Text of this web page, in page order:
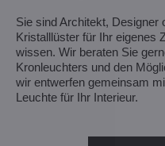
Sie sind Architekt, Designer
Kristalllüster für Ihr eigenes
wissen. Wir beraten Sie
Kronleuchters und den
wir entwerfen gemeinsam
Leuchte für Ihr Interieur.